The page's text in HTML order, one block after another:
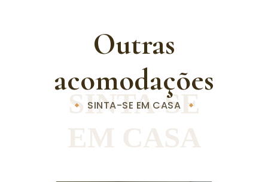
Outras
acomodações
SINTA-SE EM CASA
SINTA-SE
EM CASA